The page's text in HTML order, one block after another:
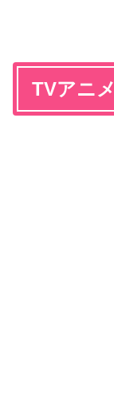
TVアニ